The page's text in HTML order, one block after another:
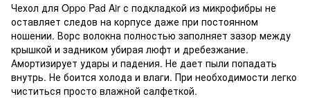
Чехол для Oppo Pad Air с подкладкой из микрофибры не
оставляет следов на корпусе даже при постоянном
ношении. Ворс волокна полностью заполняет зазор между
крышкой и задником убирая люфт и дребезжание.
Амортизирует удары и падения. Не дает пыли попадать
внутрь. Не боится холода и влаги. При необходимости легко
чиститься просто влажной салфеткой.